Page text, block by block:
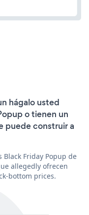
hágalo usted
o tienen un
puede construir a
Friday Popup de
allegedly ofrecen
bottom prices.